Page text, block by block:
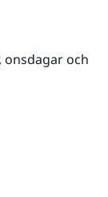
onsdagar och